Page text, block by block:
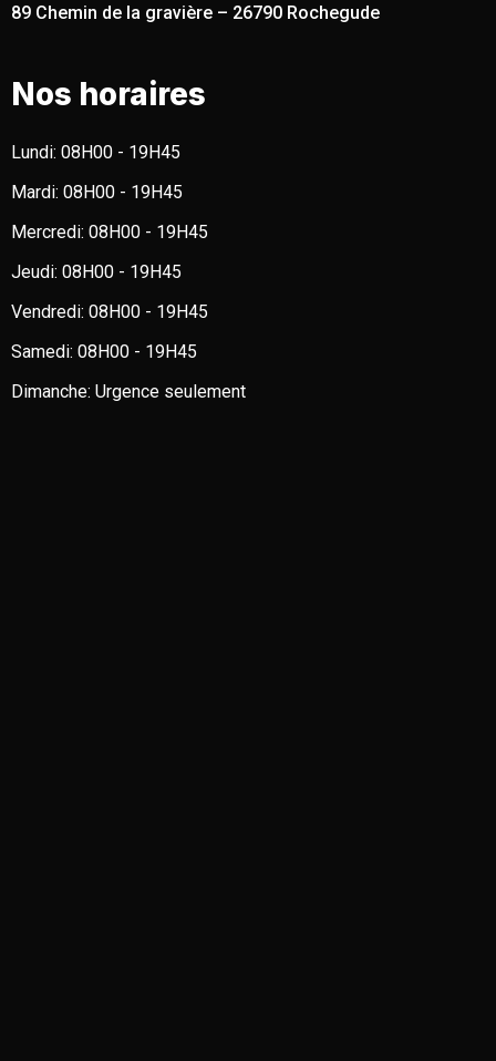
89 Chemin de la gravière – 26790 Rochegude
Nos horaires
Lundi: 08H00 - 19H45
Mardi: 08H00 - 19H45
Mercredi: 08H00 - 19H45
Jeudi: 08H00 - 19H45
Vendredi: 08H00 - 19H45
Samedi: 08H00 - 19H45
Dimanche: Urgence seulement